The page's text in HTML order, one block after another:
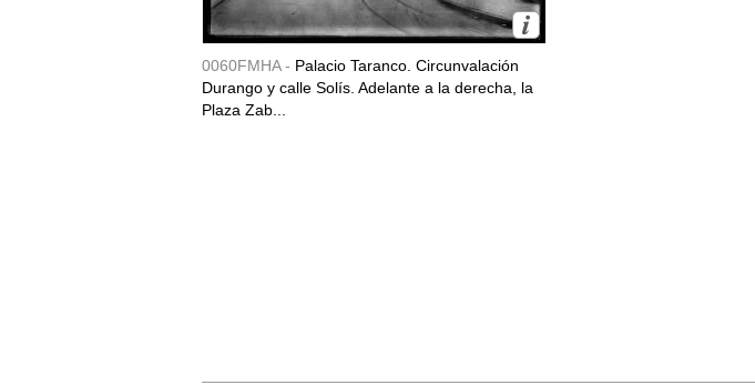
0060FMHA - Palacio Taranco. Circunvalación
Durango y calle Solís. Adelante a la derecha, la
Plaza Zab...